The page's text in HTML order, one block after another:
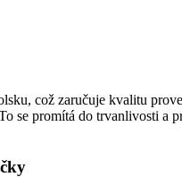
což zaručuje kvalitu
se promítá do trvanlivosti a